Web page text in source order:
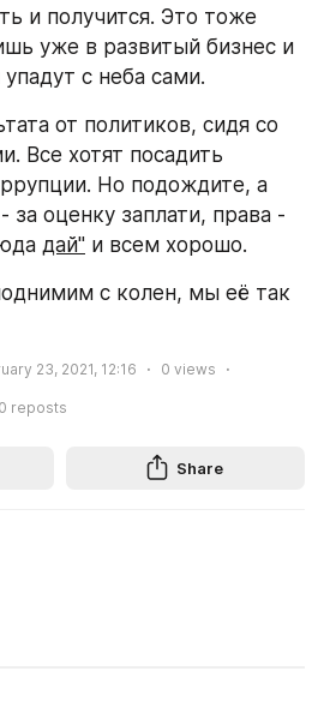
и получится. Это тоже
уже в развитый бизнес и
с неба сами.
от политиков, сидя со
Все хотят посадить
Но подождите, а
за оценку заплати, права -
дай" и всем хорошо.
с колен, мы её так
23, 2021, 12:16 0 views
0 reposts
Share